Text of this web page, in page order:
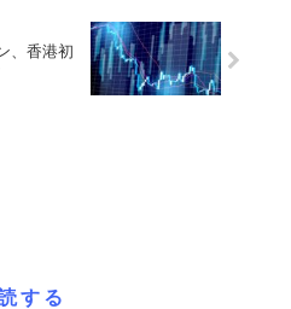
、香港初
する